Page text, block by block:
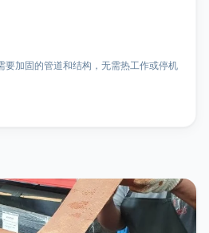
要加固的管道和结构，无需热工作或停机